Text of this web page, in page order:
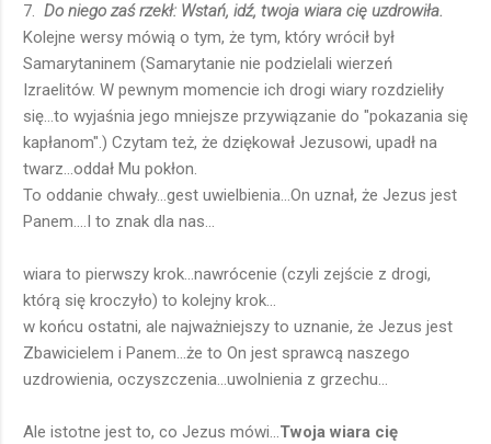
7. Do niego zaś rzekł: Wstań, idź, twoja wiara cię uzdrowiła.
Kolejne wersy mówią o tym, że tym, który wrócił był
Samarytaninem (Samarytanie nie podzielali wierzeń
Izraelitów. W pewnym momencie ich drogi wiary rozdzieliły
się...to wyjaśnia jego mniejsze przywiązanie do "pokazania się
kapłanom".) Czytam też, że dziękował Jezusowi, upadł na
twarz...oddał Mu pokłon.
To oddanie chwały...gest uwielbienia...On uznał, że Jezus jest
Panem....I to znak dla nas...
wiara to pierwszy krok...nawrócenie (czyli zejście z drogi,
którą się kroczyło) to kolejny krok...
w końcu ostatni, ale najważniejszy to uznanie, że Jezus jest
Zbawicielem i Panem...że to On jest sprawcą naszego
uzdrowienia, oczyszczenia...uwolnienia z grzechu...
Ale istotne jest to, co Jezus mówi...Twoja wiara cię